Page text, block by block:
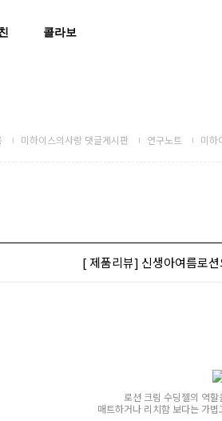
콜라보
미하이스의사랑 댓글게시판 연구노트 미하
[ 제품리뷰] 신생아여름로
로션 크림 수딩젤의 역
매트하거나 리치함 보다는 가